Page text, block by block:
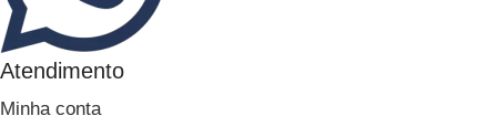
Atendimento
Minha conta